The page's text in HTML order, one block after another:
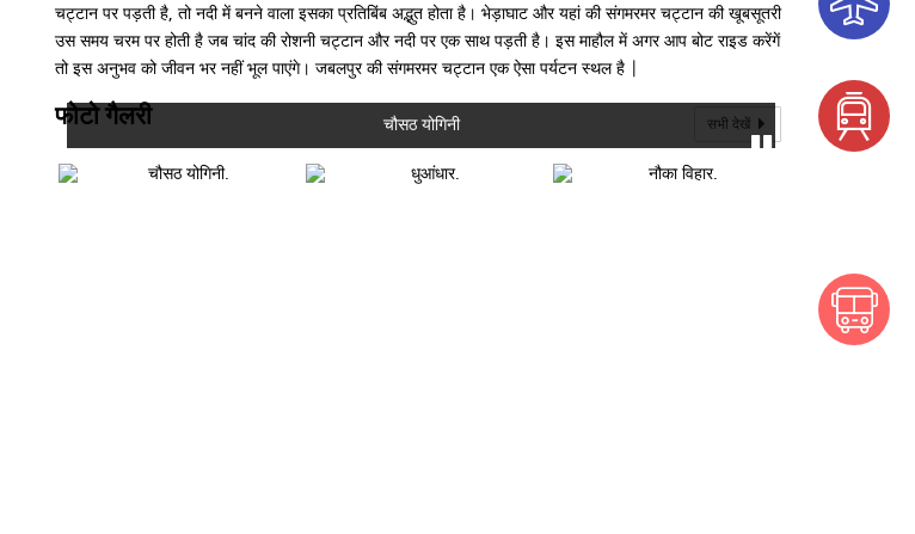
चट्टान पर पड़ती है, तो नदी में बनने वाला इसका प्रतिबिंब अद्भुत होता है। भेड़ाघाट और यहां की संगमरमर चट्टान की खूबसूतरी
उस समय चरम पर होती है जब चांद की रोशनी चट्टान और नदी पर एक साथ पड़ती है। इस माहौल में अगर आप बोट राइड करेंगें
तो इस अनुभव को जीवन भर नहीं भूल पाएंगे। जबलपुर की संगमरमर चट्टान एक ऐसा पर्यटन स्थल है |
फोटो गैलरी सभी देखें
चौसठ योगिनी